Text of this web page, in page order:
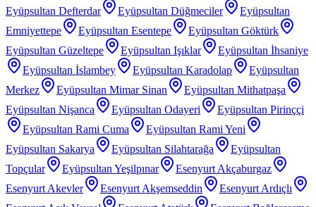
Eyüpsultan Defterdar
Eyüpsultan Düğmeciler
Eyüpsultan
Emniyettepe
Eyüpsultan Esentepe
Eyüpsultan Göktürk
Eyüpsultan Güzeltepe
Eyüpsultan Işıklar
Eyüpsultan İhsaniye
Eyüpsultan İslambey
Eyüpsultan Karadolap
Eyüpsultan
Merkez
Eyüpsultan Mimar Sinan
Eyüpsultan Mithatpaşa
Eyüpsultan Nişanca
Eyüpsultan Odayeri
Eyüpsultan Pirinççi
Eyüpsultan Rami Cuma
Eyüpsultan Rami Yeni
Eyüpsultan Sakarya
Eyüpsultan Silahtarağa
Eyüpsultan
Topçular
Eyüpsultan Yeşilpınar
Esenyurt Akçaburgaz
Esenyurt Akevler
Esenyurt Akşemseddin
Esenyurt Ardıçlı